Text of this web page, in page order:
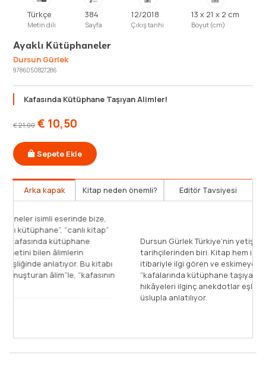
Türkçe
Metin dili
384
Sayfa
12/2018
Çıkış tarihi
13 x 21 x 2 cm
Boyut (cm)
Ayaklı Kütüphaneler
Dursun Gürlek
9786050827286
Kafasında Kütüphane Taşıyan Alimler!
€21,00 € 10,50
Sepete Ekle
Arka kapak Kitap neden önemli? Editör Tavsiyesi
Dursun Gürlek, Ayaklı Kütüphaneler isimli eserinde bize,
hakiki kitap âşıklarını ve “ayaklı kütüphane”, “canlı kitap”
gibi deyimlerin hakkını veren, kafasında kütüphane
taşıyan, kitapların kadrini kıymetini bilen âlimlerin
hayatlarını ilginç anekdotlar eşliğinde anlatıyor. Bu kitabı
okuduktan sonra “yıldızları konuşturan âlim”le, “kafasının